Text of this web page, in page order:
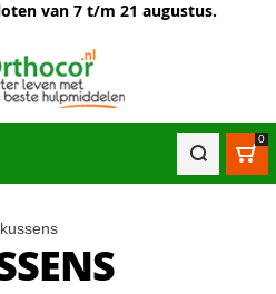
van 7 t/m 21 augustus.
0